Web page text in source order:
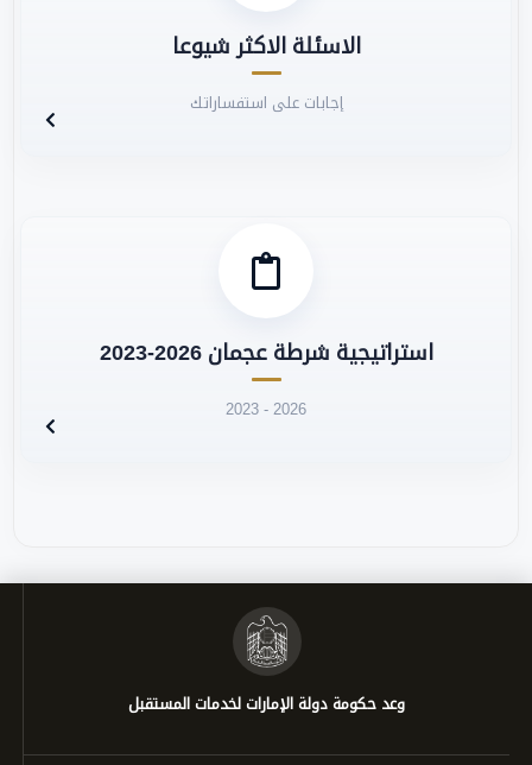
الاسئلة الاكثر شيوعا
إجابات على استفساراتك
استراتيجية شرطة عجمان 2026-2023
2023 - 2026
وعد حكومة دولة الإمارات لخدمات المستقبل